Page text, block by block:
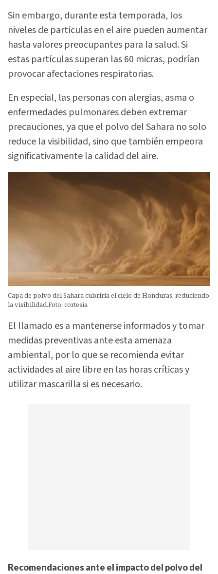
Sin embargo, durante esta temporada, los
niveles de partículas en el aire pueden aumentar
hasta valores preocupantes para la salud. Si
estas partículas superan las 60 micras, podrían
provocar afectaciones respiratorias.
En especial, las personas con alergias, asma o
enfermedades pulmonares deben extremar
precauciones, ya que el polvo del Sahara no solo
reduce la visibilidad, sino que también empeora
significativamente la calidad del aire.
Capa de polvo del Sahara cubriría el cielo de Honduras, reduciendo
la visibilidad.Foto: cortesía
El llamado es a mantenerse informados y tomar
medidas preventivas ante esta amenaza
ambiental, por lo que se recomienda evitar
actividades al aire libre en las horas críticas y
utilizar mascarilla si es necesario.
Recomendaciones ante el impacto del polvo del